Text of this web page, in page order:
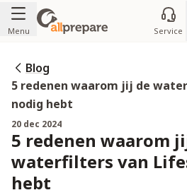
Ga naar de inhoud
Menu Service
Blog
5 redenen waarom jij de
nodig hebt
20 dec 2024
5 redenen waarom
waterfilters van
hebt